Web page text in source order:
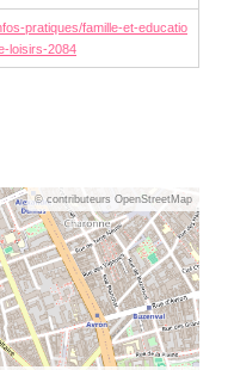
pratiques/famille-et-educatio
loisirs-2084
© contributeurs OpenStreetMap